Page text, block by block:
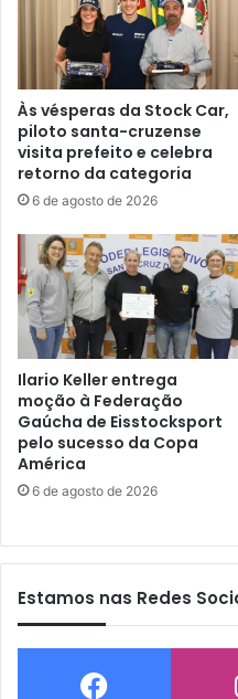
Às vésperas da Stock Car,
piloto santa-cruzense
visita prefeito e celebra
retorno da categoria
6 de agosto de 2026
Ilario Keller entrega
moção à Federação
Gaúcha de Eisstocksport
pelo sucesso da Copa
América
6 de agosto de 2026
Estamos nas Redes